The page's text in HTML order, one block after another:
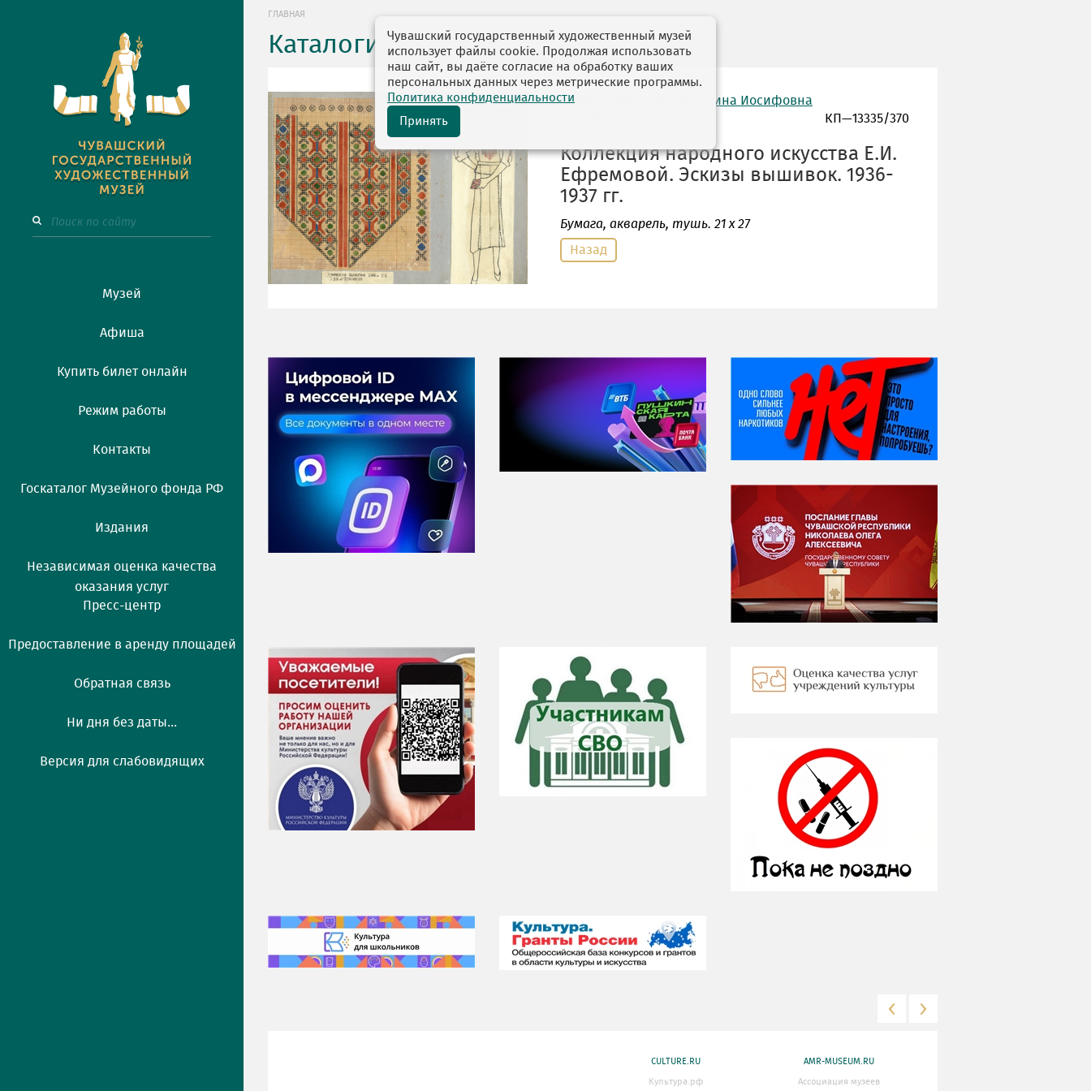
Музей
Афиша
Купить билет онлайн
Режим работы
Контакты
Госкаталог Музейного фонда РФ
Издания
Независимая оценка качества
оказания услуг
Пресс-центр
Предоставление в аренду площадей
Обратная связь
Ни дня без даты...
Версия для слабовидящих
ГЛАВНАЯ
Каталоги выставок
автор: Ефремова Екатерина Иосифовна
КП—13335/370
Коллекция народного искусства Е.И.
Ефремовой. Эскизы вышивок. 1936-
1937 гг.
Бумага, акварель, тушь. 21 х 27
Назад
НИ ДНЯ БЕЗ ДАТЫ...
07 августа
Я встретил вас – и
всё былое...
CULTURE.RU
Культура.рф
AMR-MUSEUM.RU
Ассоциация музеев
Чувашский государственный художественный музей
использует файлы cookie. Продолжая использовать
наш сайт, вы даёте согласие на обработку ваших
персональных данных через метрические программы.
Политика конфиденциальности
Принять